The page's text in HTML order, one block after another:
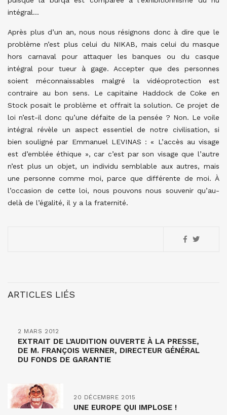
intégral…
Après plus d’un an, nous nous résignons donc à dire que le
problème n’est plus celui du NIKAB, mais celui du masque
hors carnaval pour attaquer les banques ou du casque
intégral pour tueur à gage. Accepter que des personnes
soient méconnaissables malgré la vidéoprotection est
contraire au bon sens. Le capitaine Haddock de Coke en
Stock posait le problème et offrait la solution. Ce projet de
loi n’est-il donc qu’une défaite de la pensée ? Non. Le voile
intégral révèle un aspect essentiel de notre civilisation, si
bien souligné par Emmanuel LEVINAS : « L’accès au visage
est d’emblée éthique », car c’est par son visage que l’autre
n’est plus un objet, un individu semblable aux autres, mais
une personne comme moi, parce que différente de moi. À
l’occasion de cette loi, nous pouvons nous souvenir qu’au-
delà de l’égalité, il y a la fraternité.
ARTICLES LIÉS
2 MARS 2012
EXTRAIT DE L’AUDITION OUVERTE À LA PRESSE,
DE M. FRANÇOIS WERNER, DIRECTEUR GÉNÉRAL
DU FONDS DE GARANTIE
20 DÉCEMBRE 2015
UNE EUROPE QUI IMPLOSE !